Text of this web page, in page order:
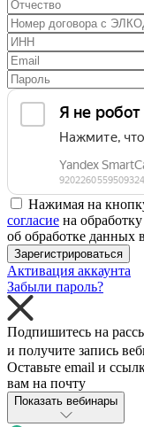
Нажимая на
согласие на
об обработке данных
Зарегистрироваться
Активация аккаунта
Забыли пароль?
Подпишитесь на
и получите запись
Оставьте email и
вам на почту
Показать вебинары